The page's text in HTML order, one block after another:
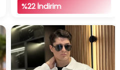
%22 İndirim